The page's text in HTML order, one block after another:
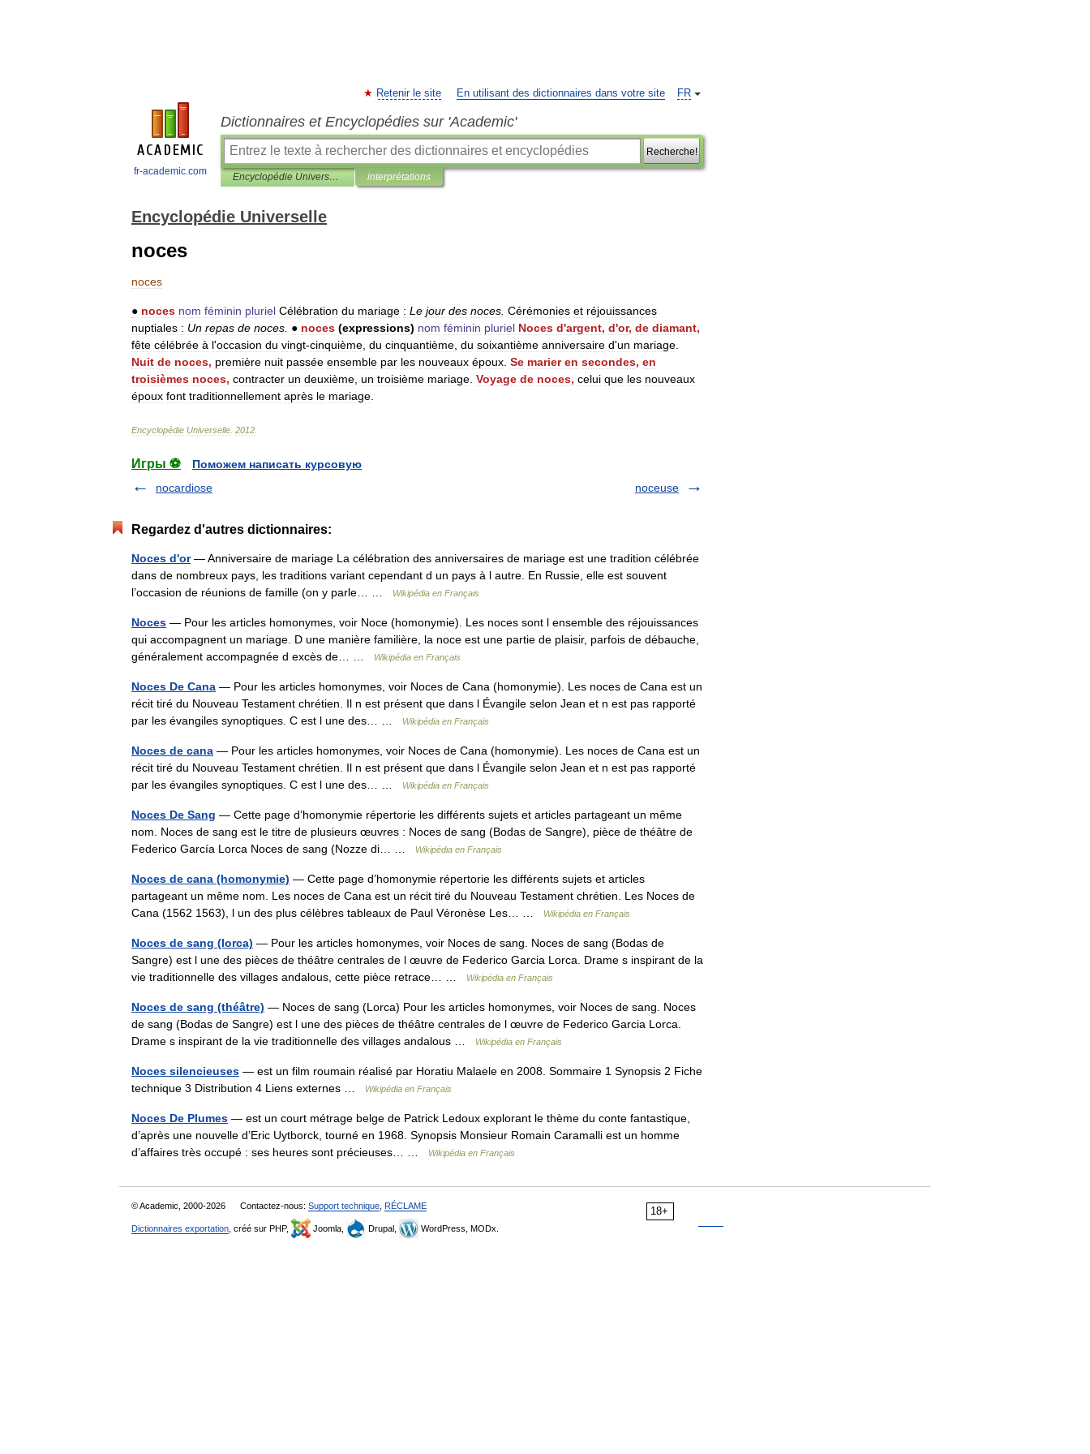
fr-academic.com
FR
Retenir le site En utilisant des dictionnaires dans votre site
Dictionnaires et Encyclopédies sur 'Academic'
Recherche!
Encyclopédie Universelle interprétations
Encyclopédie Universelle
noces
noces
● noces nom féminin pluriel Célébration du mariage : Le jour des noces Cérémonies et réjouissances
nuptiales : Un repas de noces ● noces (expressions) nom féminin pluriel Noces d'argent, d'or, de diamant,
fête célébrée à l'occasion du vingt-cinquième du cinquantième du soixantième anniversaire d'un mariage
Nuit de noces, première nuit passée ensemble par les nouveaux époux Se marier en secondes, en
troisièmes noces, contracter un deuxième un troisième mariage Voyage de noces, celui que les nouveaux
époux font traditionnellement après le mariage
Encyclopédie Universelle 2012
Игры ⚽
Поможем написать курсовую
nocardiose
noceuse
Regardez d'autres dictionnaires:
Noces d'or— Anniversaire de mariage La célébration des anniversaires de mariage est une tradition célébrée
dans de nombreux pays, les traditions variant cependant d un pays à l autre. En Russie, elle est souvent
l’occasion de réunions de famille (on y parle… …
Wikipédia en Français
Noces — Pour les articles homonymes, voir Noce (homonymie). Les noces sont l ensemble des réjouissances
qui accompagnent un mariage. D une manière familière, la noce est une partie de plaisir, parfois de débauche,
généralement accompagnée d excès de… …
Wikipédia en Français
Noces De Cana — Pour les articles homonymes, voir Noces de Cana (homonymie). Les noces de Cana est un
récit tiré du Nouveau Testament chrétien. Il n est présent que dans l Évangile selon Jean et n est pas rapporté
par les évangiles synoptiques. C est l une des… …
Wikipédia en Français
Noces de cana — Pour les articles homonymes, voir Noces de Cana (homonymie). Les noces de Cana est un
récit tiré du Nouveau Testament chrétien. Il n est présent que dans l Évangile selon Jean et n est pas rapporté
par les évangiles synoptiques. C est l une des… …
Wikipédia en Français
Noces De Sang — Cette page d’homonymie répertorie les différents sujets et articles partageant un même
nom. Noces de sang est le titre de plusieurs œuvres : Noces de sang (Bodas de Sangre), pièce de théâtre de
Federico García Lorca Noces de sang (Nozze di… …
Wikipédia en Français
Noces de cana (homonymie) — Cette page d’homonymie répertorie les différents sujets et articles
partageant un même nom. Les noces de Cana est un récit tiré du Nouveau Testament chrétien. Les Noces de
Cana (1562 1563), l un des plus célèbres tableaux de Paul Véronèse Les… …
Wikipédia en Français
Noces de sang (lorca) — Pour les articles homonymes, voir Noces de sang. Noces de sang (Bodas de
Sangre) est l une des pièces de théâtre centrales de l œuvre de Federico Garcia Lorca. Drame s inspirant de la
vie traditionnelle des villages andalous, cette pièce retrace… …
Wikipédia en Français
Noces de sang (théâtre) — Noces de sang (Lorca) Pour les articles homonymes, voir Noces de sang. Noces
de sang (Bodas de Sangre) est l une des pièces de théâtre centrales de l œuvre de Federico Garcia Lorca.
Drame s inspirant de la vie traditionnelle des villages andalous …
Wikipédia en Français
Noces silencieuses — est un film roumain réalisé par Horatiu Malaele en 2008. Sommaire 1 Synopsis 2 Fiche
technique 3 Distribution 4 Liens externes …
Wikipédia en Français
Noces De Plumes — est un court métrage belge de Patrick Ledoux explorant le thème du conte fantastique,
d’après une nouvelle d’Eric Uytborck, tourné en 1968. Synopsis Monsieur Romain Caramalli est un homme
d’affaires très occupé : ses heures sont précieuses… …
Wikipédia en Français
18+
© Academic, 2000-2026 Contactez-nous: Support technique RÉCLAME
Dictionnaires exportation , créé sur PHP, Joomla, Drupal, WordPress, MODx.